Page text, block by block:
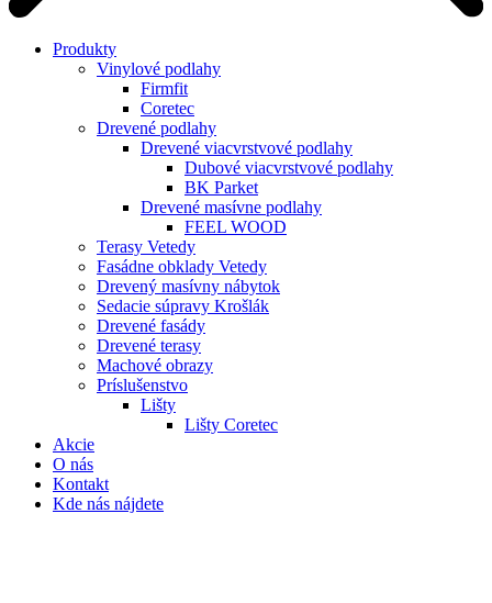
Produkty
Vinylové podlahy
Firmfit
Coretec
Drevené podlahy
Drevené viacvrstvové podlahy
Dubové viacvrstvové podlahy
BK Parket
Drevené masívne podlahy
FEEL WOOD
Terasy Vetedy
Fasádne obklady Vetedy
Drevený masívny nábytok
Sedacie súpravy Krošlák
Drevené fasády
Drevené terasy
Machové obrazy
Príslušenstvo
Lišty
Lišty Coretec
Akcie
O nás
Kontakt
Kde nás nájdete